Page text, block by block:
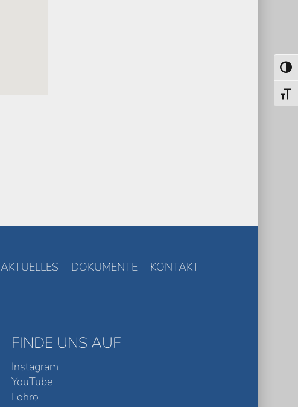
AKTUELLES DOKUMENTE KONTAKT
FINDE UNS AUF
Instagram
YouTube
Lohro